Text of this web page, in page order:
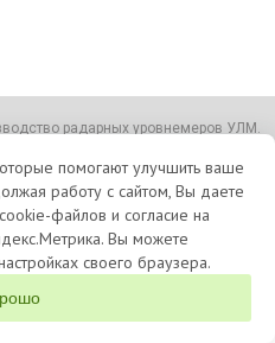
радарных уровнемеров УЛМ.
Согласие на обработку данных
Опросные листы Контакты
помогают улучшить ваше
работу с сайтом, Вы даете
файлов и согласие на
Вы можете
своего браузера.